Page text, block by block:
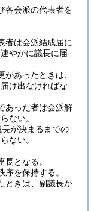
各会派の代表者を
者は会派結成届に
やかに議長に届
あったときは、
け出なければな
あった者は会派解
ない。
が決まるまでの
ない。
となる。
を保持する。
ときは、副議長が